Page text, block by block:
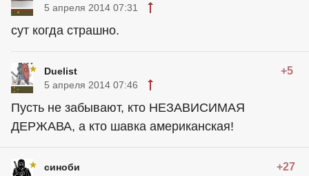
5 апреля 2014 07:31
сут когда страшно.
Duelist +5
5 апреля 2014 07:46
Пусть не забывают, кто НЕЗАВИСИМАЯ
ДЕРЖАВА, а кто шавка американская!
синоби +27